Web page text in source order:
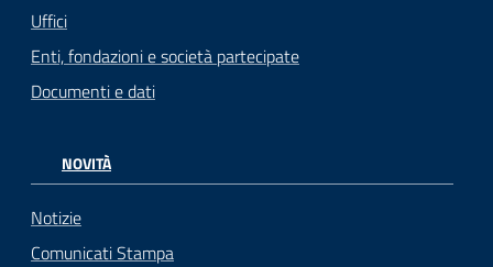
Uffici
Enti, fondazioni e società partecipate
Documenti e dati
NOVITÀ
Notizie
Comunicati Stampa